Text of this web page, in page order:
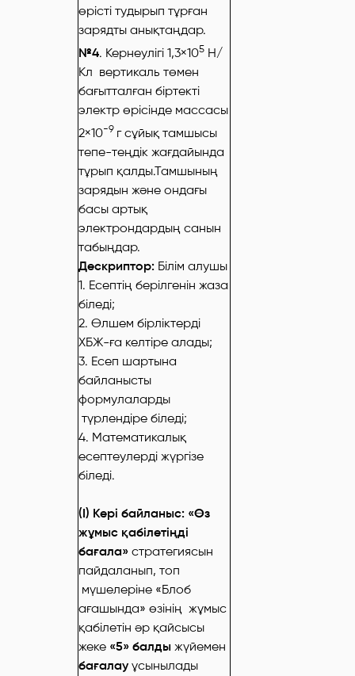
өрісті тудырып тұрған
зарядты анықтаңдар.
№4. Кернеулігі 1,3×105 Н/
Кл вертикаль төмен
бағытталған біртекті
электр өрісінде массасы
2×10-9 г сұйық тамшысы
тепе-теңдік жағдайында
тұрып қалды.Тамшының
зарядын және ондағы
басы артық
электрондардың санын
табыңдар.
Дескриптор: Білім алушы
1. Есептің берілгенін жаза
біледі;
2. Өлшем бірліктерді
ХБЖ-ға келтіре алады;
3. Есеп шартына
байланысты
формулаларды
түрлендіре біледі;
4. Математикалық
есептеулерді жүргізе
біледі.
(I) Кері байланыс: «Өз
жұмыс қабілетіңді
бағала» стратегиясын
пайдаланып, топ
мүшелеріне «Блоб
ағашында» өзінің жұмыс
қабілетін әр қайсысы
жеке «5» балды жүйемен
бағалау ұсынылады